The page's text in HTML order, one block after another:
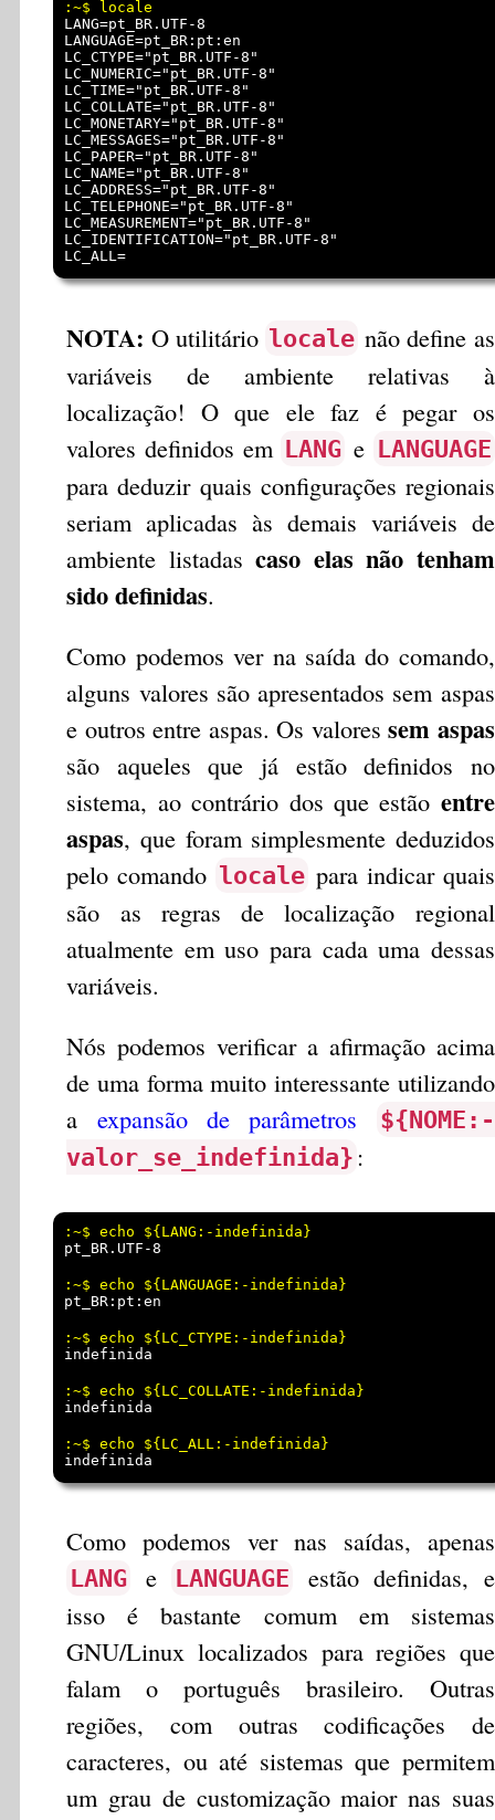
LANG=pt_BR.UTF-8
LANGUAGE=pt_BR:pt:en
LC_CTYPE="pt_BR.UTF-8"
LC_NUMERIC="pt_BR.UTF-8"
LC_TIME="pt_BR.UTF-8"
LC_COLLATE="pt_BR.UTF-8"
LC_MONETARY="pt_BR.UTF-8"
LC_MESSAGES="pt_BR.UTF-8"
LC_PAPER="pt_BR.UTF-8"
LC_NAME="pt_BR.UTF-8"
LC_ADDRESS="pt_BR.UTF-8"
LC_TELEPHONE="pt_BR.UTF-8"
LC_MEASUREMENT="pt_BR.UTF-8"
LC_IDENTIFICATION="pt_BR.UTF-8"
NOTA: O utilitário locale não define as
variáveis de ambiente relativas à
localização! O que ele faz é pegar os
valores definidos em LANG e LANGUAGE
para deduzir quais configurações regionais
seriam aplicadas às demais variáveis de
ambiente listadascaso elas não tenham
sido definidas.
Como podemos ver na saída do comando,
alguns valores são apresentados sem aspas
e outros entre aspas. Os valoressem aspas
são aqueles que já estão definidos no
sistema, ao contrário dos que estão entre
aspas, que foram simplesmente deduzidos
pelo comando locale para indicar quais
são as regras de localização regional
atualmente em uso para cada uma dessas
variáveis.
Nós podemos verificar a afirmação acima
de uma forma muito interessante utilizando
a expansão de parâmetros
${NOME:-
valor_se_indefinida} :
pt_BR.UTF-8
pt_BR:pt:en
indefinida
indefinida
indefinida
Como podemos ver nas saídas, apenas
LANG e LANGUAGE
estão definidas, e
isso é bastante comum em sistemas
GNU/Linux localizados para regiões que
falam o português brasileiro. Outras
regiões, com outras codificações de
caracteres, ou até sistemas que permitem
um grau de customização maior nas suas